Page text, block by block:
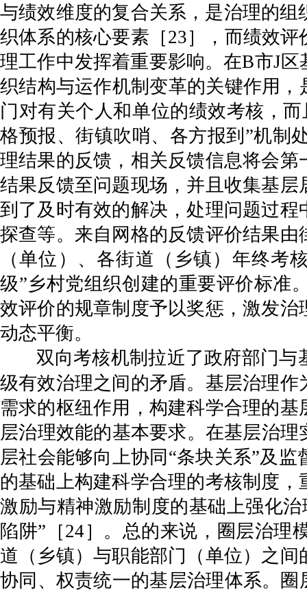
与绩效维度的复合关系，是治理的
织体系的核心要素［23］，而绩效
理工作中发挥着重要影响。在B市J
织结构与运作机制变革的关键作用
门对有关个人和单位的绩效考核，
格预报、街镇吹哨、各方报到”机制
理结果的反馈，相关反馈信息将会
结果反馈至问题现场，并且收集基
到了及时有效的解决，处理问题过
探查等。来自网格的反馈评价结果
（单位）、各街道（乡镇）年终考
级”乡村党组织创建的重要评价标准
效评价的规章制度予以奖惩，激发
动态平衡。
双向考核机制拉近了政府部门
级有效治理之间的矛盾。基层治理
需求的枢纽作用，构建科学合理的
层治理效能的基本要求。在基层治
层社会能够向上协同“条块关系”及
的基础上构建科学合理的考核制度
激励与精神激励制度的基础上强化
陷阱”［24］。总的来说，圈层治理
道（乡镇）与职能部门（单位）之
协同、权责统一的基层治理体系。